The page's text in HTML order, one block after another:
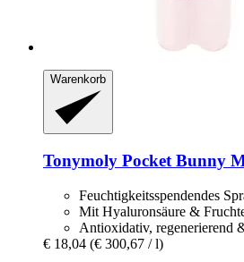
Warenkorb
Tonymoly Pocket Bunny
Feuchtigkeitsspendendes
Mit Hyaluronsäure &
Antioxidativ, regenerierend
€ 18,04 (€ 300,67 / l)